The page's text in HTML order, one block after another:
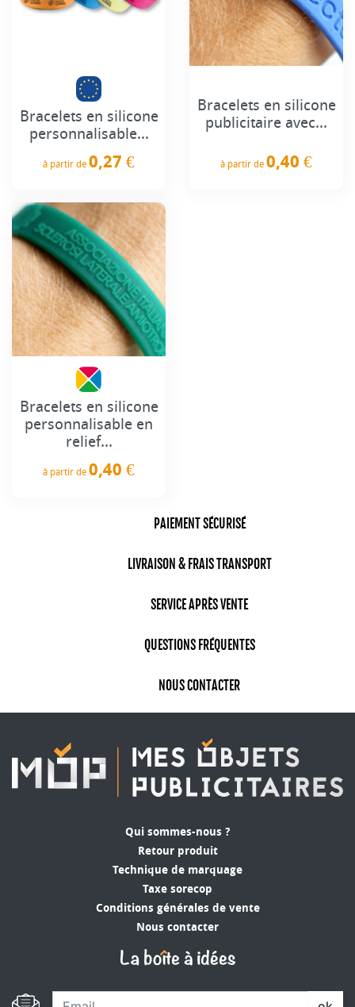
Bracelets en silicone
personnalisable...
à partir de 0,27 €
Bracelets en silicone
publicitaire avec...
à partir de 0,40 €
Bracelets en silicone
personnalisable en
relief...
à partir de 0,40 €
PAIEMENT SÉCURISÉ
LIVRAISON & FRAIS TRANSPORT
SERVICE APRÈS VENTE
QUESTIONS FRÉQUENTES
NOUS CONTACTER
Qui sommes-nous ?
Retour produit
Technique de marquage
Taxe sorecop
Conditions générales de vente
Nous contacter